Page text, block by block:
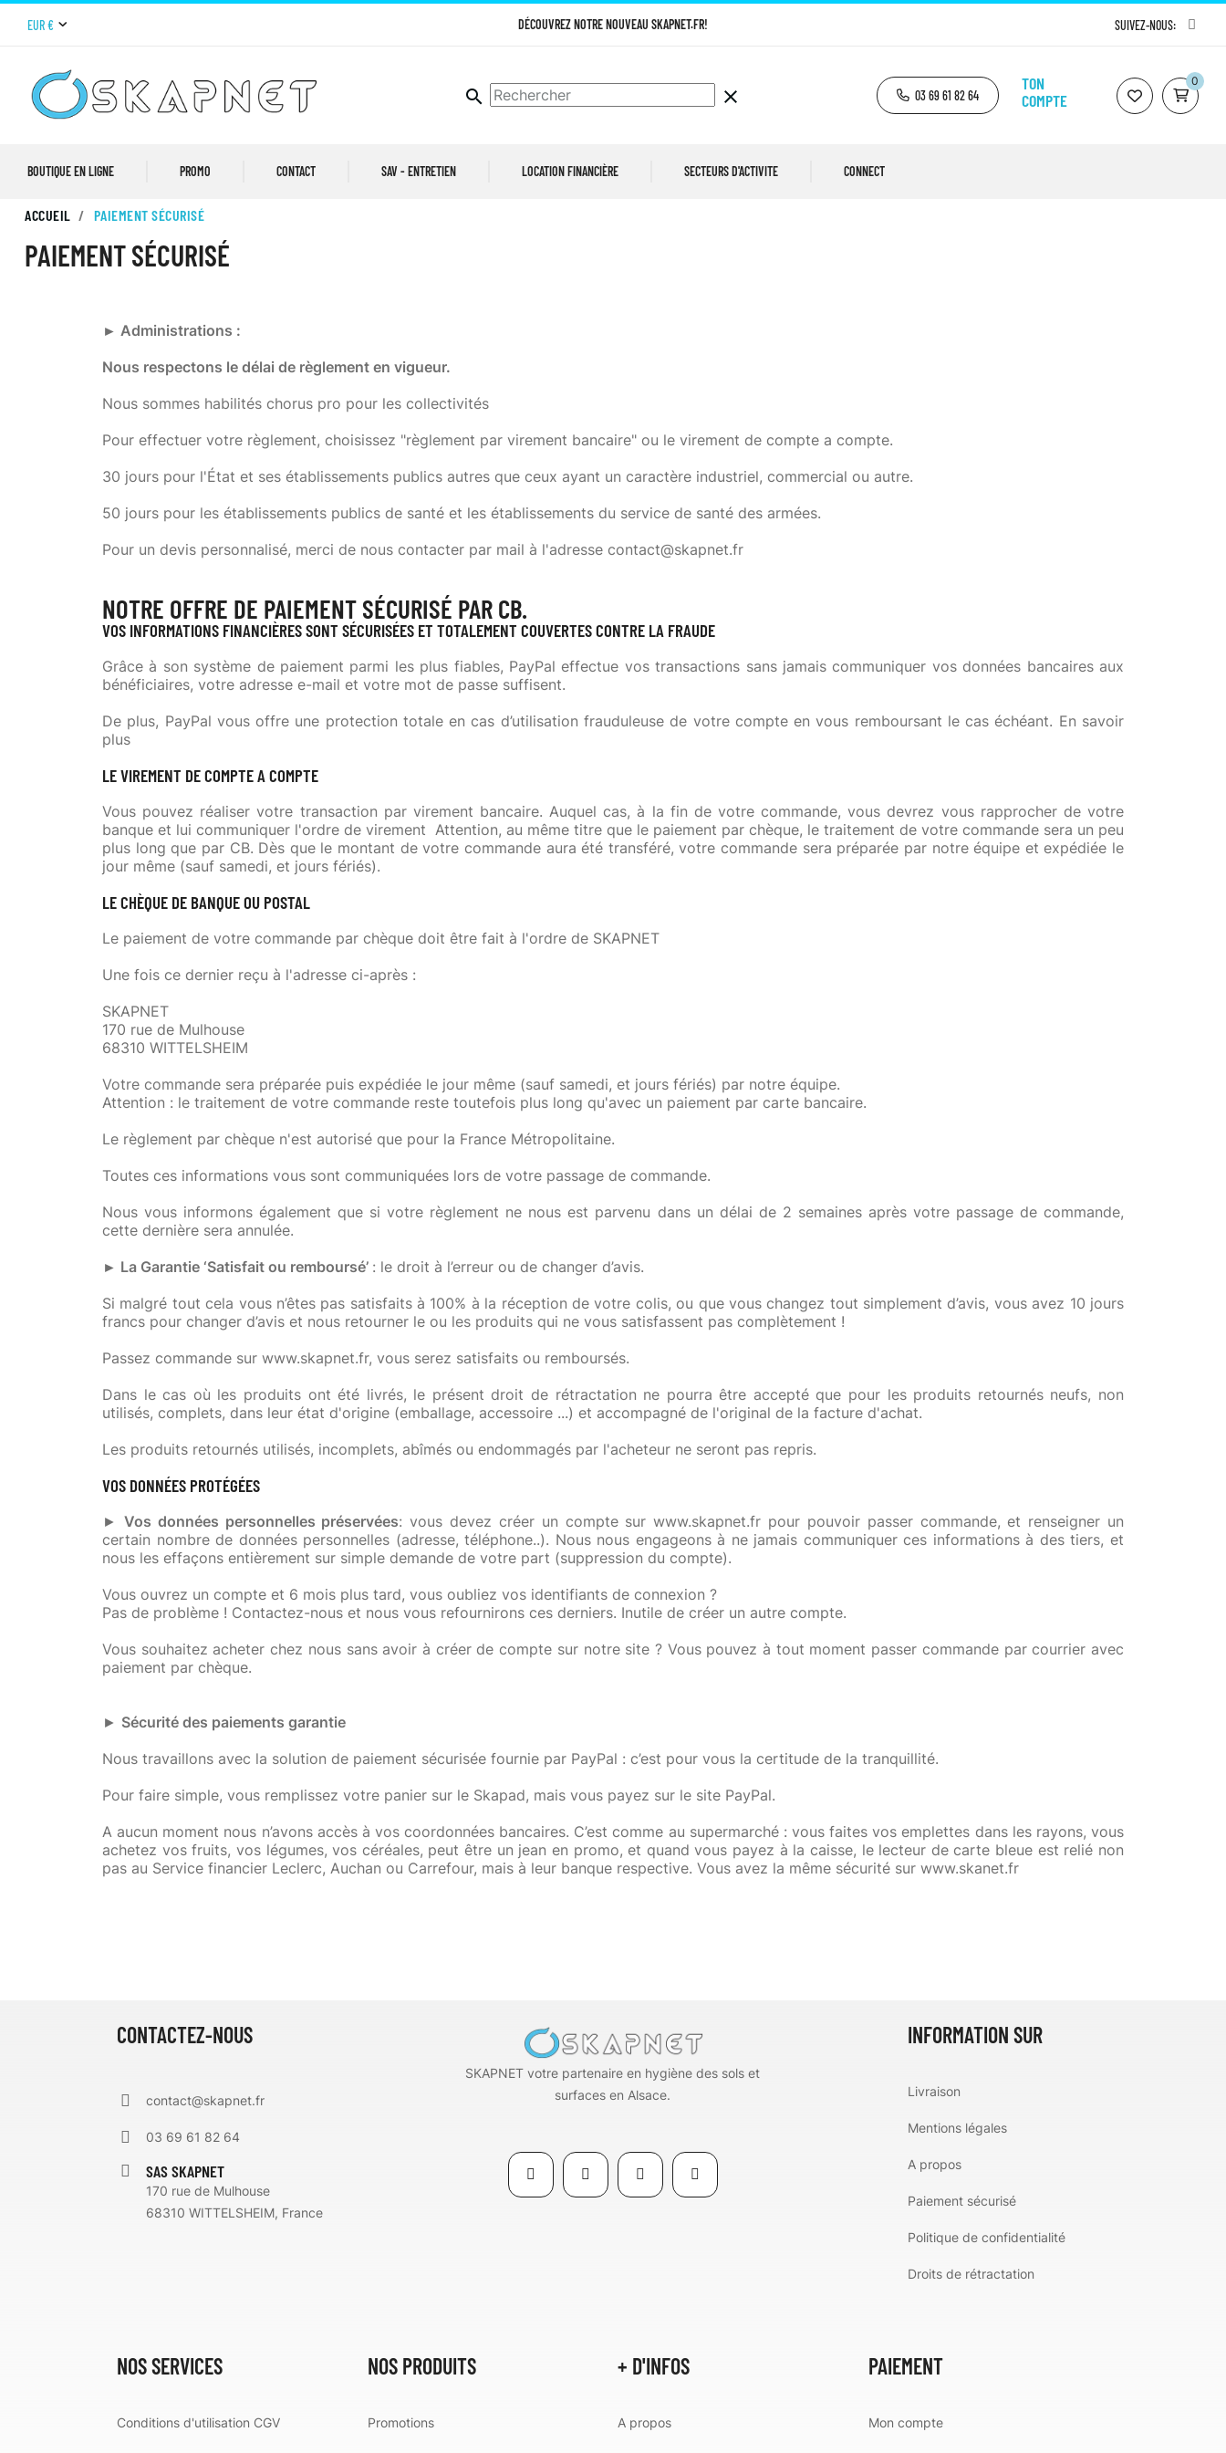
EUR € DÉCOUVREZ NOTRE NOUVEAU SKAPNET.FR! SUIVEZ-NOUS:
search clear 03 69 61 82 64
TON
COMPTE
0
BOUTIQUE EN LIGNE PROMO CONTACT SAV - ENTRETIEN LOCATION FINANCIÈRE SECTEURS D'ACTIVITE CONNECT
ACCUEIL PAIEMENT SÉCURISÉ
PAIEMENT SÉCURISÉ
► Administrations :
Nous respectons le délai de règlement en vigueur.
Nous sommes habilités chorus pro pour les collectivités
Pour effectuer votre règlement, choisissez "règlement par virement bancaire" ou le virement de compte a compte.
30 jours pour l'État et ses établissements publics autres que ceux ayant un caractère industriel, commercial ou autre.
50 jours pour les établissements publics de santé et les établissements du service de santé des armées.
Pour un devis personnalisé, merci de nous contacter par mail à l'adresse contact@skapnet.fr
NOTRE OFFRE DE PAIEMENT SÉCURISÉ PAR CB.
VOS INFORMATIONS FINANCIÈRES SONT SÉCURISÉES ET TOTALEMENT COUVERTES CONTRE LA FRAUDE
Grâce à son système de paiement parmi les plus fiables, PayPal effectue vos transactions sans jamais communiquer vos données bancaires aux
bénéficiaires, votre adresse e-mail et votre mot de passe suffisent.
De plus, PayPal vous offre une protection totale en cas d’utilisation frauduleuse de votre compte en vous remboursant le cas échéant. En savoir
plus
LE VIREMENT DE COMPTE A COMPTE
Vous pouvez réaliser votre transaction par virement bancaire. Auquel cas, à la fin de votre commande, vous devrez vous rapprocher de votre
banque et lui communiquer l'ordre de virement Attention, au même titre que le paiement par chèque, le traitement de votre commande sera un peu
plus long que par CB. Dès que le montant de votre commande aura été transféré, votre commande sera préparée par notre équipe et expédiée le
jour même (sauf samedi, et jours fériés).
LE CHÈQUE DE BANQUE OU POSTAL
Le paiement de votre commande par chèque doit être fait à l'ordre de SKAPNET
Une fois ce dernier reçu à l'adresse ci-après :
SKAPNET
170 rue de Mulhouse
68310 WITTELSHEIM
Votre commande sera préparée puis expédiée le jour même (sauf samedi, et jours fériés) par notre équipe.
Attention : le traitement de votre commande reste toutefois plus long qu'avec un paiement par carte bancaire.
Le règlement par chèque n'est autorisé que pour la France Métropolitaine.
Toutes ces informations vous sont communiquées lors de votre passage de commande.
Nous vous informons également que si votre règlement ne nous est parvenu dans un délai de 2 semaines après votre passage de commande,
cette dernière sera annulée.
► La Garantie ‘Satisfait ou remboursé’ : le droit à l’erreur ou de changer d’avis.
Si malgré tout cela vous n’êtes pas satisfaits à 100% à la réception de votre colis, ou que vous changez tout simplement d’avis, vous avez 10 jours
francs pour changer d’avis et nous retourner le ou les produits qui ne vous satisfassent pas complètement !
Passez commande sur www.skapnet.fr, vous serez satisfaits ou remboursés.
Dans le cas où les produits ont été livrés, le présent droit de rétractation ne pourra être accepté que pour les produits retournés neufs, non
utilisés, complets, dans leur état d'origine (emballage, accessoire ...) et accompagné de l'original de la facture d'achat.
Les produits retournés utilisés, incomplets, abîmés ou endommagés par l'acheteur ne seront pas repris.
VOS DONNÉES PROTÉGÉES
► Vos données personnelles préservées: vous devez créer un compte surwww.skapnet.fr pour pouvoir passer commande, et renseigner un
certain nombre de données personnelles (adresse, téléphone..). Nous nous engageons à ne jamais communiquer ces informations à des tiers, et
nous les effaçons entièrement sur simple demande de votre part (suppression du compte).
Vous ouvrez un compte et 6 mois plus tard, vous oubliez vos identifiants de connexion ?
Pas de problème ! Contactez-nous et nous vous refournirons ces derniers. Inutile de créer un autre compte.
Vous souhaitez acheter chez nous sans avoir à créer de compte sur notre site ? Vous pouvez à tout moment passer commande par courrier avec
paiement par chèque.
► Sécurité des paiements garantie
Nous travaillons avec la solution de paiement sécurisée fournie par PayPal : c’est pour vous la certitude de la tranquillité.
Pour faire simple, vous remplissez votre panier sur le Skapad, mais vous payez sur le site PayPal.
A aucun moment nous n’avons accès à vos coordonnées bancaires. C’est comme au supermarché : vous faites vos emplettes dans les rayons, vous
achetez vos fruits, vos légumes, vos céréales, peut être un jean en promo, et quand vous payez à la caisse, le lecteur de carte bleue est relié non
pas au Service financier Leclerc, Auchan ou Carrefour, mais à leur banque respective. Vous avez la même sécurité sur www.skanet.fr
CONTACTEZ-NOUS
contact@skapnet.fr
03 69 61 82 64
SAS SKAPNET
170 rue de Mulhouse
68310 WITTELSHEIM, France
SKAPNET votre partenaire en hygiène des sols et
surfaces en Alsace.
INFORMATION SUR
Livraison
Mentions légales
A propos
Paiement sécurisé
Politique de confidentialité
Droits de rétractation
NOS SERVICES
Conditions d'utilisation CGV
NOS PRODUITS
Promotions
+ D'INFOS
A propos
PAIEMENT
Mon compte